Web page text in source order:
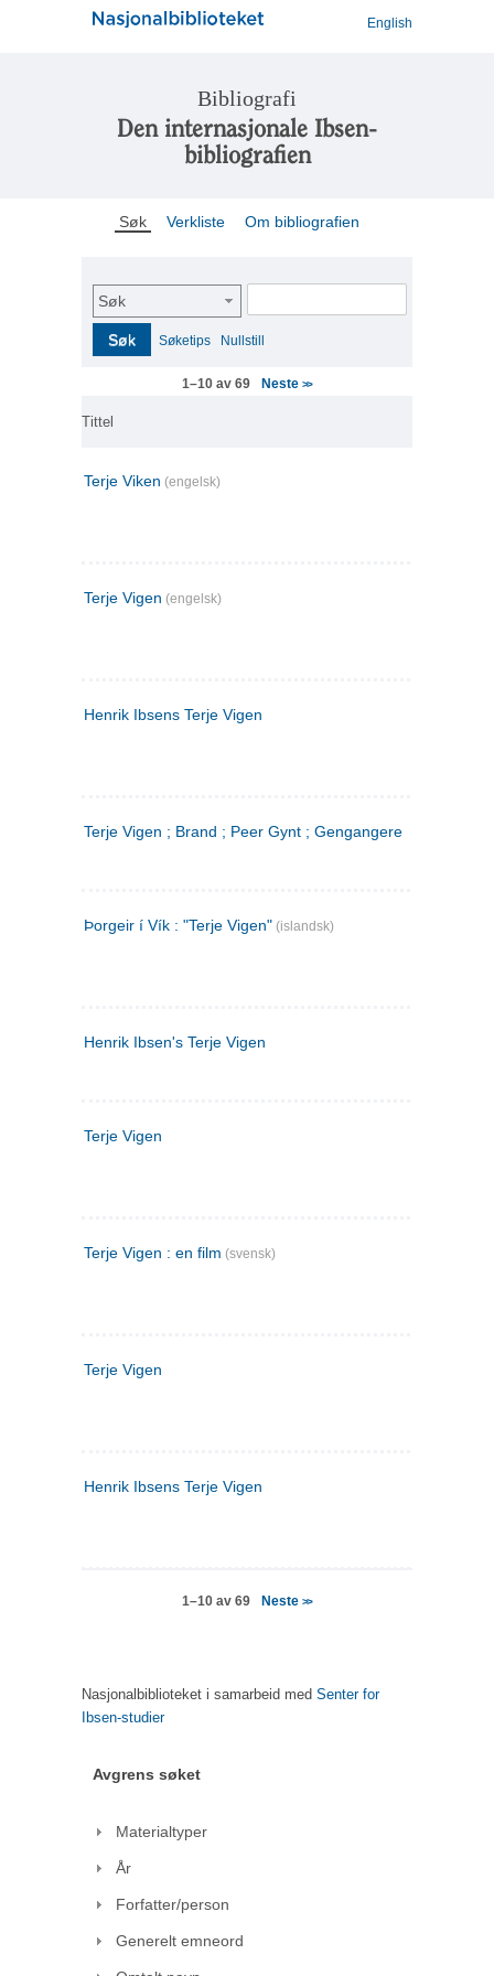
English
Bibliografi
Den internasjonale Ibsen-
bibliografien
Søk Verkliste Om bibliografien
Søk
Søk Søketips Nullstill
1–10 av 69 Neste>>
Tittel
Terje Viken (engelsk)
Terje Vigen (engelsk)
Henrik Ibsens Terje Vigen
Terje Vigen ; Brand ; Peer Gynt ; Gengangere
Þorgeir í Vík : "Terje Vigen" (islandsk)
Henrik Ibsen's Terje Vigen
Terje Vigen
Terje Vigen : en film (svensk)
Terje Vigen
Henrik Ibsens Terje Vigen
1–10 av 69 Neste>>
Nasjonalbiblioteket i samarbeid med Senter for
Ibsen-studier
Avgrens søket
Materialtyper
År
Forfatter/person
Generelt emneord